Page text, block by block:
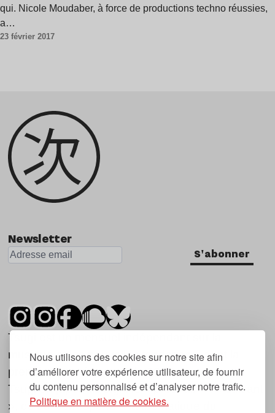
Nous utilisons des cookies sur notre site afin
d’améliorer votre expérience utilisateur, de fournir
du contenu personnalisé et d’analyser notre trafic.
Politique en matière de cookies.
qui. Nicole Moudaber, à force de productions techno réussies,
a…
23 février 2017
Newsletter
S'abonner
Tsugi est un mensuel indépendant sur la
musique et les nouvelles tendances, dont la
première parution date de 2007.
Tsugi en japonais signifie « prochain », « suivant
», ce qui correspond à la thématique du